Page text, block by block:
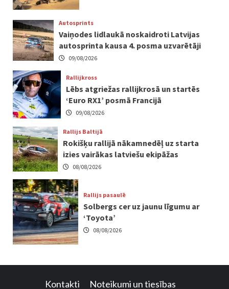
Autosprints
Vaiņodes lidlaukā noskaidroti Latvijas
autosprinta kausa 4. posma uzvarētāji
09/08/2026
Rallijkross
Lēbs atgriežas rallijkrosā un startēs
‘Euro RX1’ posmā Francijā
09/08/2026
Rallijs Baltijā
Rokišķu rallijā nākamnedēļ uz starta
izies vairākas latviešu ekipāžas
08/08/2026
Rallijs pasaulē
Solbergs cer uz jaunu līgumu ar
‘Toyota’
08/08/2026
Kontakti Noteikumi un tiesības